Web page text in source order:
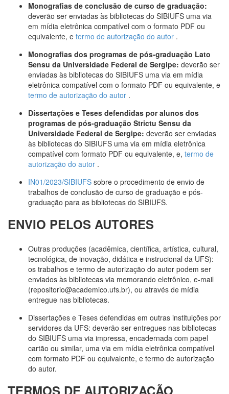
Monografias de conclusão de curso de graduação:
deverão ser enviadas às bibliotecas do SIBIUFS uma via
em mídia eletrônica compatível com o formato PDF ou
equivalente, e termo de autorização do autor .
Monografias dos programas de pós-graduação Lato
Sensu da Universidade Federal de Sergipe: deverão ser
enviadas às bibliotecas do SIBIUFS uma via em mídia
eletrônica compatível com o formato PDF ou equivalente, e
termo de autorização do autor .
Dissertações e Teses defendidas por alunos dos
programas de pós-graduação Strictu Sensu da
Universidade Federal de Sergipe: deverão ser enviadas
às bibliotecas do SIBIUFS uma via em mídia eletrônica
compatível com formato PDF ou equivalente, e, termo de
autorização do autor .
IN01/2023/SIBIUFS sobre o procedimento de envio de
trabalhos de conclusão de curso de graduação e pós-
graduação para as bibliotecas do SIBIUFS.
ENVIO PELOS AUTORES
Outras produções (acadêmica, científica, artística, cultural,
tecnológica, de inovação, didática e instrucional da UFS):
os trabalhos e termo de autorização do autor podem ser
enviados às bibliotecas via memorando eletrônico, e-mail
(repositorio@academico.ufs.br), ou através de mídia
entregue nas bibliotecas.
Dissertações e Teses defendidas em outras instituições por
servidores da UFS: deverão ser entregues nas bibliotecas
do SIBIUFS uma via impressa, encadernada com papel
cartão ou similar, uma via em mídia eletrônica compatível
com formato PDF ou equivalente, e termo de autorização
do autor.
TERMOS DE AUTORIZAÇÃO